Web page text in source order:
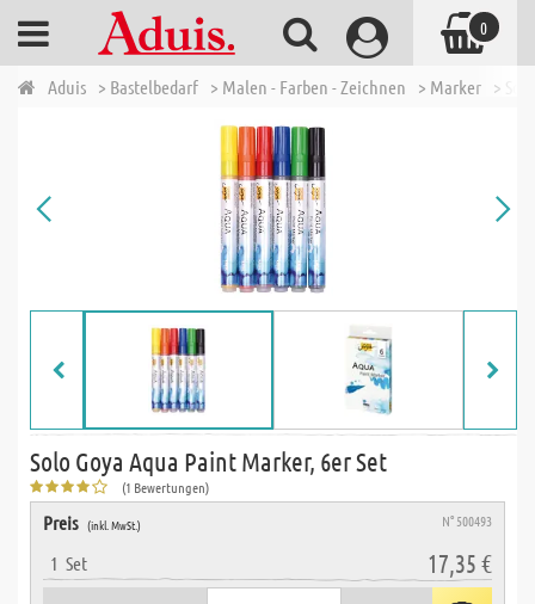
Aduis > Bastelbedarf > Malen - Farben - Zeichnen > Marker >
Solo Goya Aqua Paint Marker, 6er Set
(1 Bewertungen)
Preis (inkl. MwSt.) N° 500493
1 Set 17,35 €
0